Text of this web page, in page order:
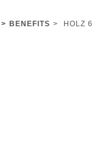
> BENEFITS > HOLZ 6